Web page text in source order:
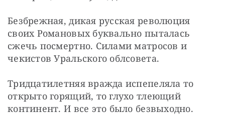
Безбрежная, дикая русская революция
своих Романовых буквально пыталась
сжечь посмертно. Силами матросов и
чекистов Уральского облсовета.
Тридцатилетняя вражда испепеляла то
открыто горящий, то глухо тлеющий
континент. И все это было безвыходно.